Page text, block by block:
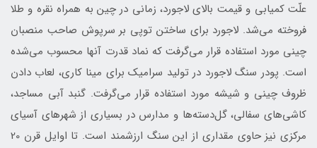
علّت کمیابی و قیمت بالای لاجورد، زمانی در چین به همراه نقره و طلا
فروخته می‌شد. لاجورد برای ساختن توپی بر سرپوش صاحب منصبان
چینی مورد استفاده قرار می‌گرفت که نماد قدرت آنها محسوب می‌شده
است. پودر سنگ لاجورد در تولید سرامیک برای مینا کاری، لعاب دادن
ظروف چینی و شیشه مورد استفاده قرار می‌گرفت. گنبد آبی مساجد،
کاشی‌های سفالی، گل‌دسته‌ها و مدارس در بسیاری از شهر‌های آسیای
مرکزی نیز حاوی مقداری از این سنگ ارزشمند است. تا اوایل قرن 20